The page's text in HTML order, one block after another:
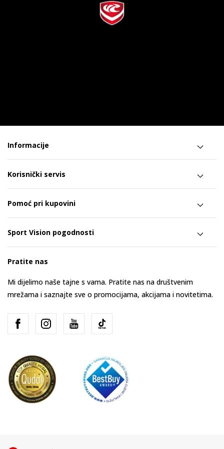
Informacije
Korisnički servis
Pomoć pri kupovini
Sport Vision pogodnosti
Pratite nas
Mi dijelimo naše tajne s vama. Pratite nas na društvenim
mrežama i saznajte sve o promocijama, akcijama i novitetima.